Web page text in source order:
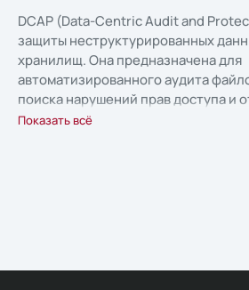
DCAP (Data-Centric Audit and
защиты неструктурированных
хранилищ. Она предназначена для
автоматизированного аудита
поиска нарушений прав доступа и
изменений в критичных данных
Показать всё